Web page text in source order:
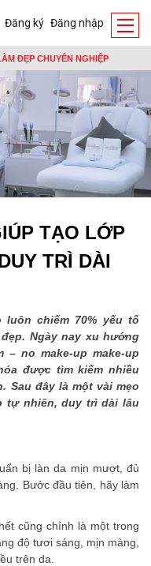
ĐẸP CHUYÊN NGHIỆP
Đăng ký Đăng nhập
TẠO LỚP
TRÌ DÀI
chiếm 70% yếu tố
Ngày nay xu hướng
no make-up make-up
được tìm kiếm nhiều
Sau đây là một vài mẹo
tự nhiên, duy trì dài lâu
bị làn da mịn mượt, đủ
Bước đầu tiên, hãy làm
cũng chính là một trong
độ tươi sáng, mịn màng,
trên da.